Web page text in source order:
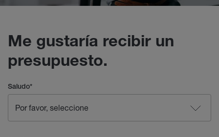
Me gustaría recibir un
presupuesto.
Saludo*